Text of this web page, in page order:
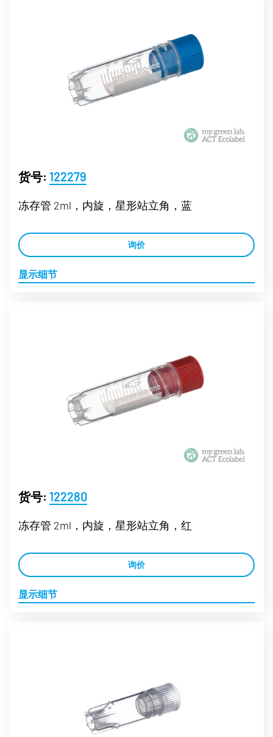
货号: 122279
冻存管 2ml，内旋，星形站立角，蓝
询价
显示细节
货号: 122280
冻存管 2ml，内旋，星形站立角，红
询价
显示细节